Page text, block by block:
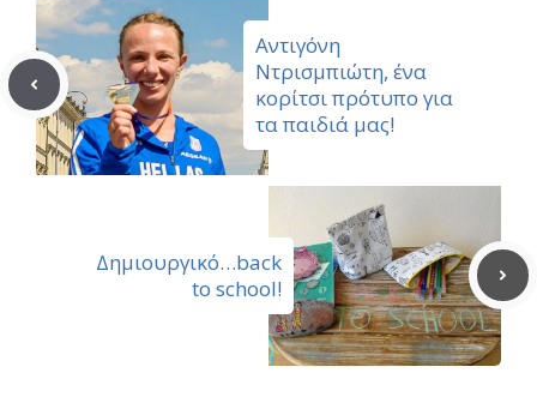
Αντιγόνη
Ντρισμπιώτη, ένα
κορίτσι πρότυπο για
τα παιδιά μας!
Δημιουργικό…back
to school!